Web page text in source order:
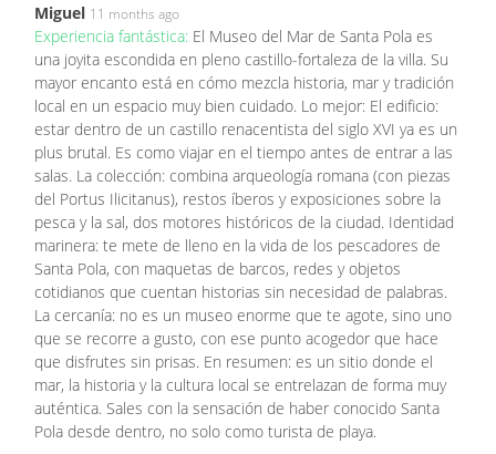
Miguel 11 months ago
Experiencia fantástica: El Museo del Mar de Santa Pola es
una joyita escondida en pleno castillo-fortaleza de la villa. Su
mayor encanto está en cómo mezcla historia, mar y tradición
local en un espacio muy bien cuidado. Lo mejor: El edificio:
estar dentro de un castillo renacentista del siglo XVI ya es un
plus brutal. Es como viajar en el tiempo antes de entrar a las
salas. La colección: combina arqueología romana (con piezas
del Portus Ilicitanus), restos íberos y exposiciones sobre la
pesca y la sal, dos motores históricos de la ciudad. Identidad
marinera: te mete de lleno en la vida de los pescadores de
Santa Pola, con maquetas de barcos, redes y objetos
cotidianos que cuentan historias sin necesidad de palabras.
La cercanía: no es un museo enorme que te agote, sino uno
que se recorre a gusto, con ese punto acogedor que hace
que disfrutes sin prisas. En resumen: es un sitio donde el
mar, la historia y la cultura local se entrelazan de forma muy
auténtica. Sales con la sensación de haber conocido Santa
Pola desde dentro, no solo como turista de playa.